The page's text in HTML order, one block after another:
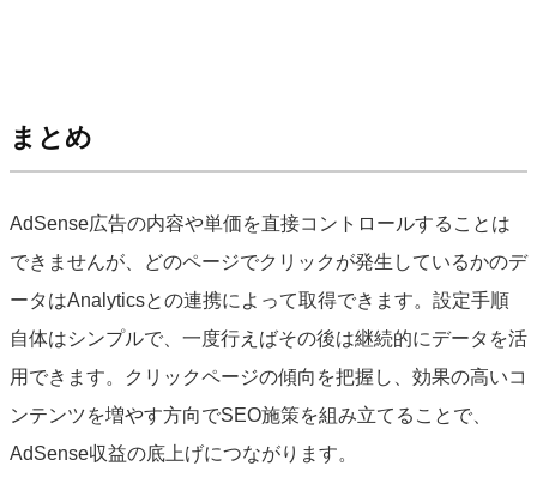
まとめ
AdSense広告の内容や単価を直接コントロールすることは
できませんが、どのページでクリックが発生しているかのデ
ータはAnalyticsとの連携によって取得できます。設定手順
自体はシンプルで、一度行えばその後は継続的にデータを活
用できます。クリックページの傾向を把握し、効果の高いコ
ンテンツを増やす方向でSEO施策を組み立てることで、
AdSense収益の底上げにつながります。